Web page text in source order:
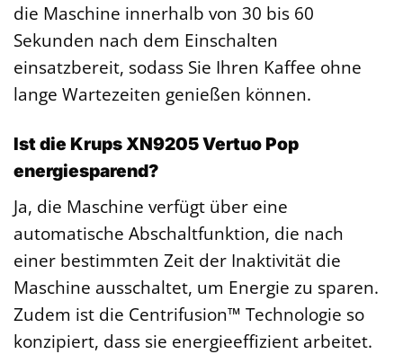
die Maschine innerhalb von 30 bis 60
Sekunden nach dem Einschalten
einsatzbereit, sodass Sie Ihren Kaffee ohne
lange Wartezeiten genießen können.
Ist die Krups XN9205 Vertuo Pop
energiesparend?
Ja, die Maschine verfügt über eine
automatische Abschaltfunktion, die nach
einer bestimmten Zeit der Inaktivität die
Maschine ausschaltet, um Energie zu sparen.
Zudem ist die Centrifusion™ Technologie so
konzipiert, dass sie energieeffizient arbeitet.